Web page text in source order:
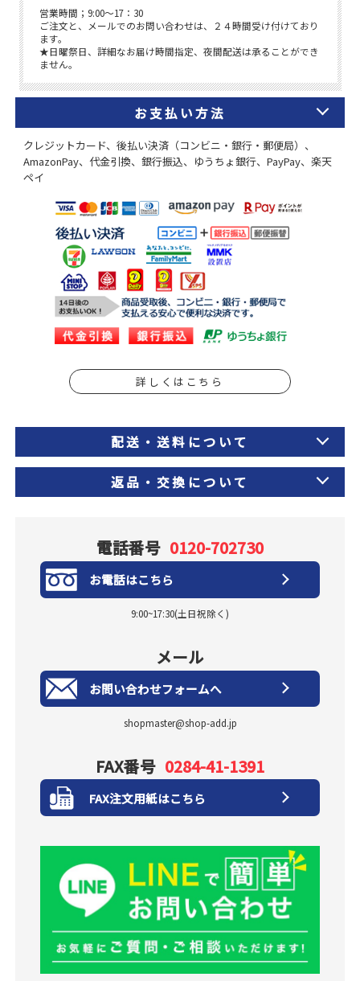
お支払い方法
クレジットカード、後払い決済（コンビニ・銀行・郵便局）、
AmazonPay、代金引換、銀行振込、ゆうちょ銀行、PayPay、楽天
ペイ
詳しくはこちら
配送・送料について
返品・交換について
電話番号 0120-702730
お電話はこちら
9:00~17:30(土日祝除く)
メール
お問い合わせフォームへ
shopmaster@shop-add.jp
FAX番号 0284-41-1391
FAX注文用紙はこちら